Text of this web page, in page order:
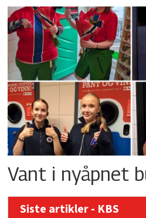
Vant i nyåpnet
Siste artikler - KBS